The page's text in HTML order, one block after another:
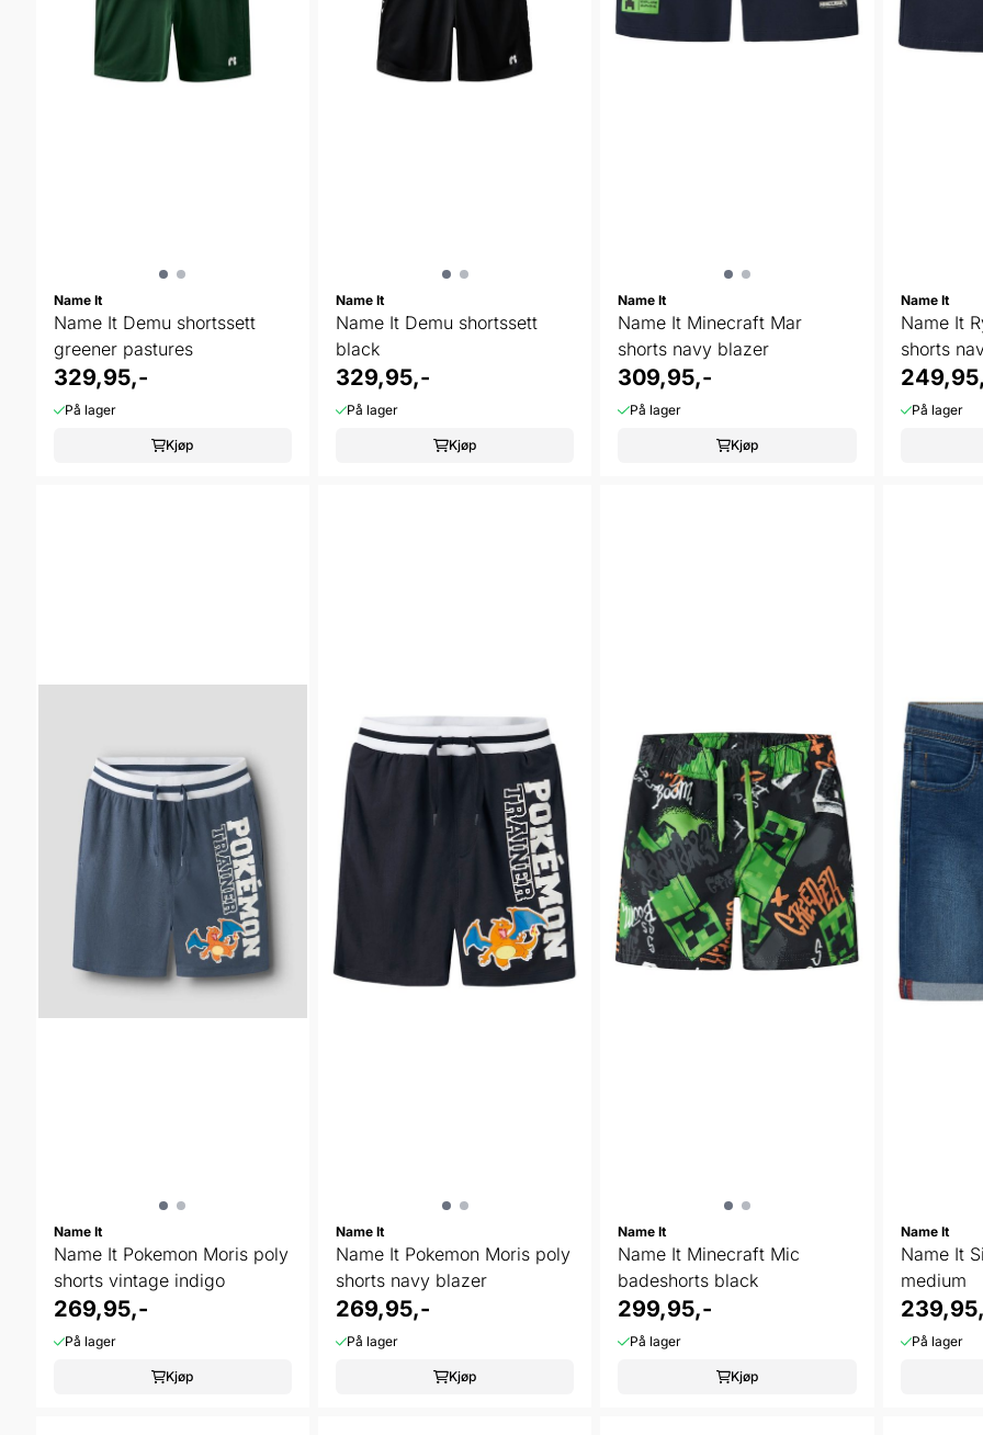
Name It
Name It Demu shortssett
greener pastures
329,95,-
På lager
Kjøp
Name It
Name It Demu shortssett
black
329,95,-
På lager
Kjøp
Name It
Name It Minecraft Mar
shorts navy blazer
309,95,-
På lager
Kjøp
Name It
Name It
shorts
På lager
Name It
Name It Pokemon Moris poly
shorts vintage indigo
269,95,-
På lager
Kjøp
Name It
Name It Pokemon Moris poly
shorts navy blazer
269,95,-
På lager
Kjøp
Name It
Name It Minecraft Mic
badeshorts black
299,95,-
På lager
Kjøp
Name It
Name It
medium
På lager